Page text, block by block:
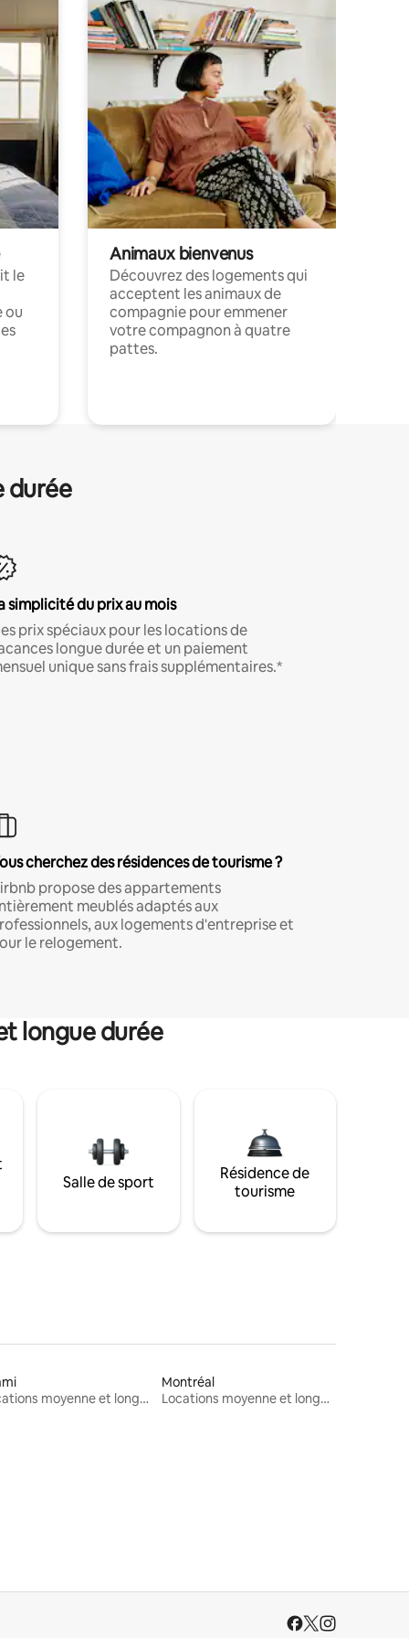
le
ou
Animaux bienvenus
Découvrez des logements qui
acceptent les animaux de
compagnie pour emmener
votre compagnon à quatre
pattes.
durée
simplicité du prix au mois
prix spéciaux pour les locations de
longue durée et un paiement
unique sans frais supplémentaires.*
cherchez des résidences de tourisme ?
propose des appartements
meublés adaptés aux
aux logements d'entreprise et
le relogement.
longue durée
Salle de sport
Résidence de
tourisme
Locations moyenne et longue durée
Montréal
Locations moyenne et longue durée